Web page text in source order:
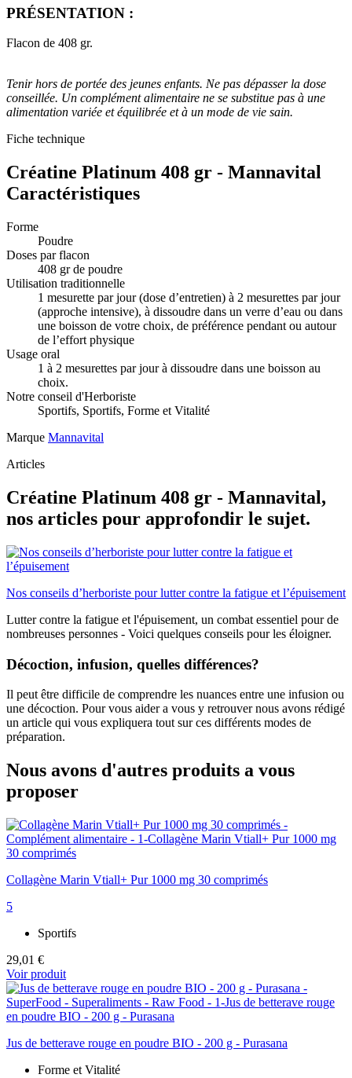
PRÉSENTATION :
Flacon de 408 gr.
Tenir hors de portée des jeunes enfants. Ne pas dépasser la dose
conseillée. Un complément alimentaire ne se substitue pas à une
alimentation variée et équilibrée et à un mode de vie sain.
Fiche technique
Créatine Platinum 408 gr - Mannavital
Caractéristiques
Forme
Poudre
Doses par flacon
408 gr de poudre
Utilisation traditionnelle
1 mesurette par jour (dose d’entretien) à 2 mesurettes par jour
(approche intensive), à dissoudre dans un verre d’eau ou dans
une boisson de votre choix, de préférence pendant ou autour
de l’effort physique
Usage oral
1 à 2 mesurettes par jour à dissoudre dans une boisson au
choix.
Notre conseil d'Herboriste
Sportifs, Sportifs, Forme et Vitalité
Marque Mannavital
Articles
Créatine Platinum 408 gr - Mannavital,
nos articles pour approfondir le sujet.
Nos conseils d’herboriste pour lutter contre la fatigue et l’épuisement
Lutter contre la fatigue et l'épuisement, un combat essentiel pour de
nombreuses personnes - Voici quelques conseils pour les éloigner.
Décoction, infusion, quelles différences?
Il peut être difficile de comprendre les nuances entre une infusion ou
une décoction. Pour vous aider a vous y retrouver nous avons rédigé
un article qui vous expliquera tout sur ces différents modes de
préparation.
Nous avons d'autres produits a vous
proposer
Collagène Marin Vtiall+ Pur 1000 mg 30 comprimés
5
Sportifs
29,01 €
Voir produit
Jus de betterave rouge en poudre BIO - 200 g - Purasana
Forme et Vitalité